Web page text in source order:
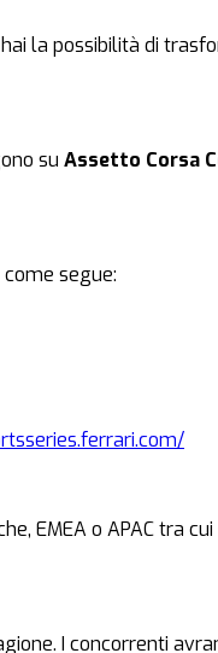
la possibilità di
su Assetto Corsa
segue:
EMEA o APAC tra
I concorrenti